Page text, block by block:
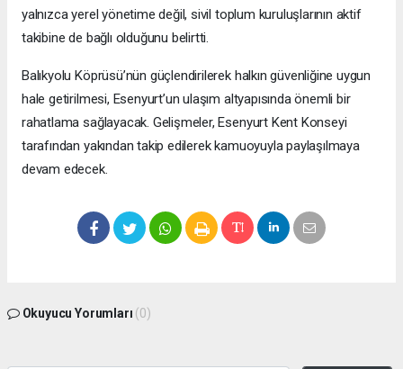
yalnızca yerel yönetime değil, sivil toplum kuruluşlarının aktif
takibine de bağlı olduğunu belirtti.
Balıkyolu Köprüsü’nün güçlendirilerek halkın güvenliğine uygun
hale getirilmesi, Esenyurt’un ulaşım altyapısında önemli bir
rahatlama sağlayacak. Gelişmeler, Esenyurt Kent Konseyi
tarafından yakından takip edilerek kamuoyuyla paylaşılmaya
devam edecek.
Okuyucu Yorumları (0)